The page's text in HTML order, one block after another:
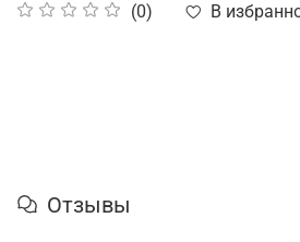
(0) В
Отзывы